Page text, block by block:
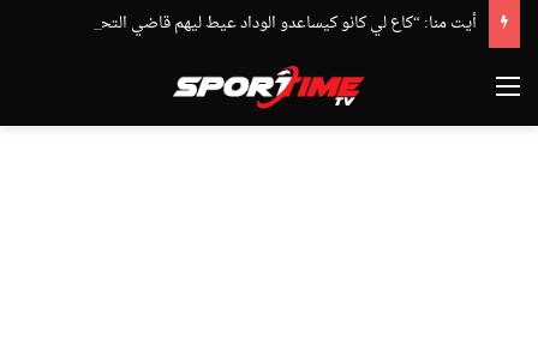
القائمة